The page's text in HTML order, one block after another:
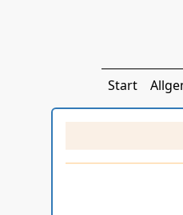
Start